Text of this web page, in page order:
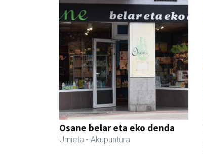
Osane belar eta eko denda
Urnieta - Akupuntura